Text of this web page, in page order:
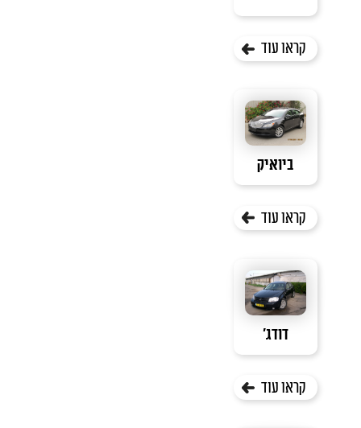
קראו עוד
ביואיק
קראו עוד
דודג'
קראו עוד